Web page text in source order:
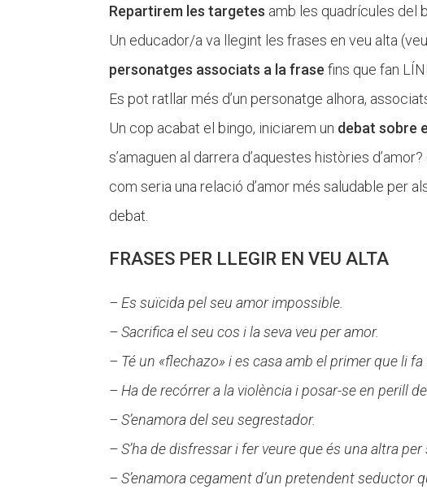
Repartirem les targetes amb les quadrícules del
Un educador/a va llegint les frases en veu alta
personatges associats a la frase fins que fan
Es pot ratllar més d’un personatge alhora,
Un cop acabat el bingo, iniciarem un debat sobre
s’amaguen al darrera d’aquestes històries
com seria una relació d’amor més saludable per
debat.
FRASES PER LLEGIR EN VEU ALTA
– Es suïcida pel seu amor impossible.
– Sacrifica el seu cos i la seva veu per amor.
– Té un «flechazo» i es casa amb el primer que li fa
–Ha de recórrer a la violència i posar-se en perill
–S’enamora del seu segrestador.
–S’ha de disfressar i fer veure que és una altra
–S’enamora cegament d’un pretendent seductor